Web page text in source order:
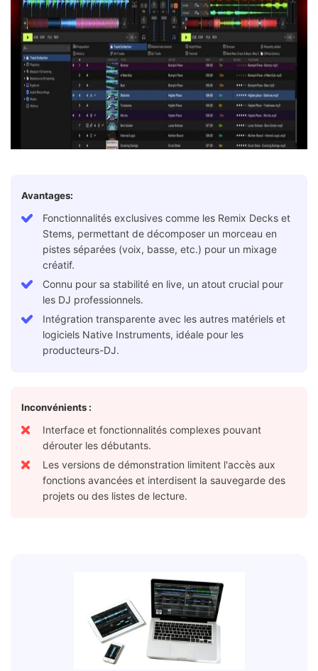
Avantages:
Fonctionnalités exclusives comme les Remix Decks et
Stems, permettant de décomposer un morceau en
pistes séparées (voix, basse, etc.) pour un mixage
créatif.
Connu pour sa stabilité en live, un atout crucial pour
les DJ professionnels.
Intégration transparente avec les autres matériels et
logiciels Native Instruments, idéale pour les
producteurs-DJ.
Inconvénients :
Interface et fonctionnalités complexes pouvant
dérouter les débutants.
Les versions de démonstration limitent l'accès aux
fonctions avancées et interdisent la sauvegarde des
projets ou des listes de lecture.